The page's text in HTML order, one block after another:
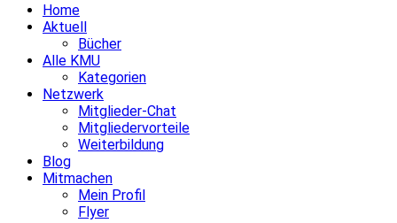
Home
Aktuell
Bücher
Alle KMU
Kategorien
Netzwerk
Mitglieder-Chat
Mitgliedervorteile
Weiterbildung
Blog
Mitmachen
Mein Profil
Flyer